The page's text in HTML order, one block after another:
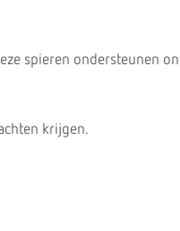
spieren ondersteunen
krijgen.